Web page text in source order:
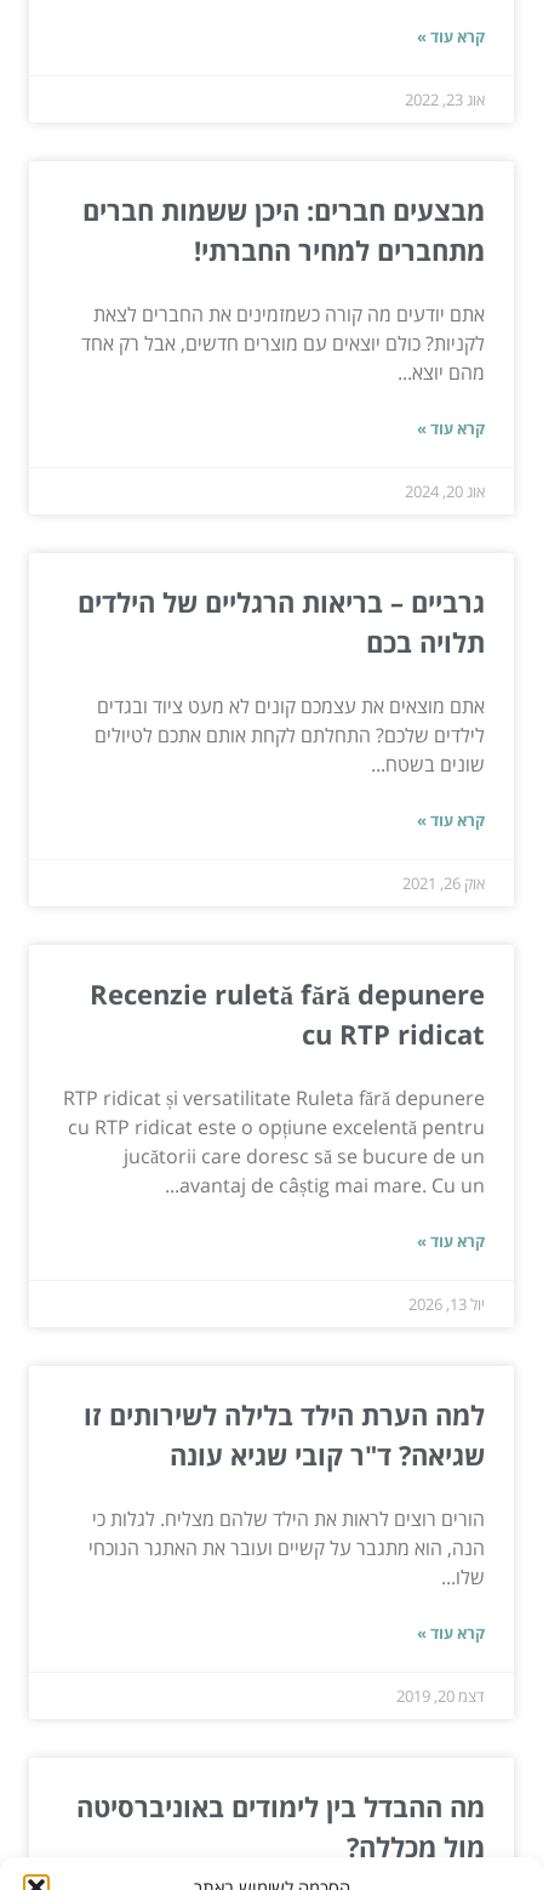
קרא עוד »
אוג 23, 2022
מבצעים חברים: היכן ששמות חברים
מתחברים למחיר החברתי!
אתם יודעים מה קורה כשמזמינים את החברים לצאת
לקניות? כולם יוצאים עם מוצרים חדשים, אבל רק אחד
מהם יוצא...
קרא עוד »
אוג 20, 2024
גרביים – בריאות הרגליים של הילדים
תלויה בכם
אתם מוצאים את עצמכם קונים לא מעט ציוד ובגדים
לילדים שלכם? התחלתם לקחת אותם אתכם לטיולים
שונים בשטח...
קרא עוד »
אוק 26, 2021
Recenzie ruletă fără depunere
cu RTP ridicat
RTP ridicat și versatilitate Ruleta fără depunere
cu RTP ridicat este o opțiune excelentă pentru
jucătorii care doresc să se bucure de un
avantaj de câștig mai mare. Cu un...
קרא עוד »
יול 13, 2026
למה הערת הילד בלילה לשירותים זו
שגיאה? ד"ר קובי שגיא עונה
הורים רוצים לראות את הילד שלהם מצליח. לגלות כי
הנה, הוא מתגבר על קשיים ועובר את האתגר הנוכחי
שלו...
קרא עוד »
דצמ 20, 2019
מה ההבדל בין לימודים באוניברסיטה
מול מכללה?